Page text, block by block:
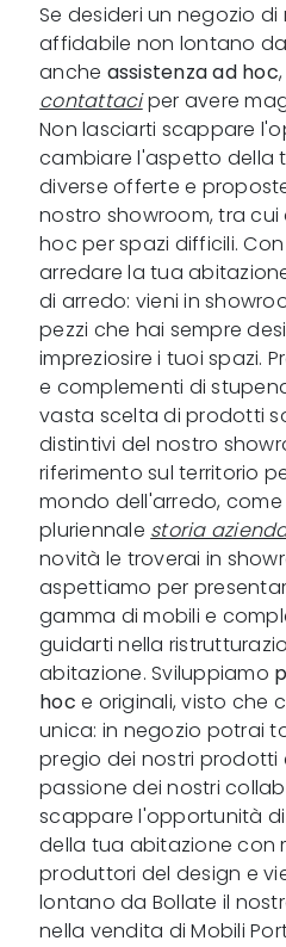
Se desideri un negozio
affidabile non lontano
anche assistenza ad hoc
contattaciper avere
Non lasciarti scappare
cambiare l'aspetto della
diverse offerte e
nostro showroom, tra
hoc per spazi difficili.
arredare la tua
di arredo: vieni in
pezzi che hai sempre
impreziosire i tuoi spazi.
e complementi di
vasta scelta di prodotti
distintivi del nostro
riferimento sul territorio
mondo dell'arredo,
pluriennale storia
novità le troverai in
aspettiamo per
gamma di mobili e
guidarti nella
abitazione. Sviluppiamo
hoc e originali, visto che
unica: in negozio potrai
pregio dei nostri prodotti
passione dei nostri
scappare l'opportunità
della tua abitazione con
produttori del design e
lontano da Bollate il
nella vendita di Mobili